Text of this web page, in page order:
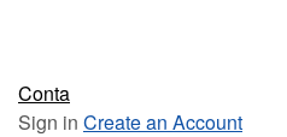
Conta
Sign in Create an Account